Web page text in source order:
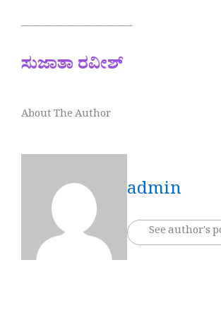
——————————–
ಸುಜಾತಾ ರವೀಶ್
About The Author
admin
See author's